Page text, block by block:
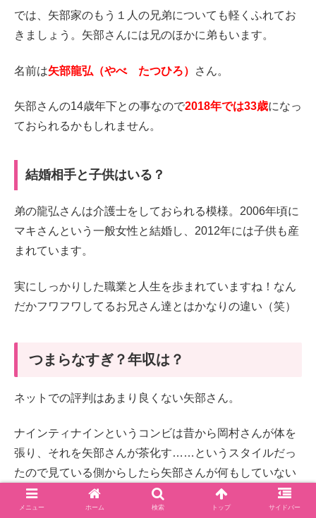
では、矢部家のもう１人の兄弟についても軽くふれてお
きましょう。矢部さんには兄のほかに弟もいます。
名前は矢部龍弘（やべ たつひろ） さん。
矢部さんの14歳年下との事なので2018年では33歳になっ
ておられるかもしれません。
結婚相手と子供はいる？
弟の龍弘さんは介護士をしておられる模様。2006年頃に
マキさんという一般女性と結婚し、2012年には子供も産
まれています。
実にしっかりした職業と人生を歩まれていますね！なん
だかフワフワしてるお兄さん達とはかなりの違い（笑）
つまらなすぎ？年収は？
ネットでの評判はあまり良くない矢部さん。
ナインティナインというコンビは昔から岡村さんが体を
張り、それを矢部さんが茶化す……というスタイルだっ
たので見ている側からしたら矢部さんが何もしていない
ように見えていたりするのかもしれません。
メニュー ホーム 検索 トップ サイドバー